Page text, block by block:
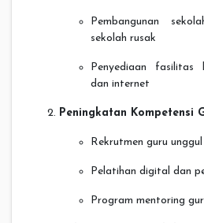
Pembangunan
sekolah rusak
Penyediaan fasilitas
dan internet
Peningkatan Kompetensi
Rekrutmen guru unggul
Pelatihan digital dan
Program mentoring